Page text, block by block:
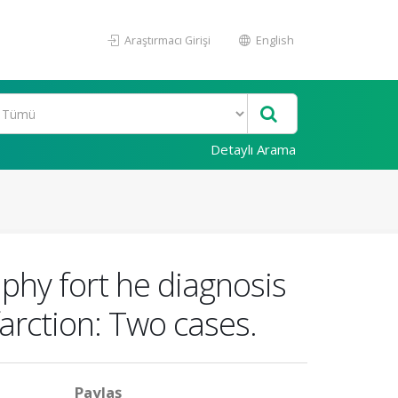
Araştırmacı Girişi English
Detaylı Arama
fort he diagnosis
Two cases.
Paylaş